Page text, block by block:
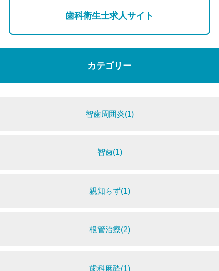
歯科衛生士求人サイト
カテゴリー
智歯周囲炎(1)
智歯(1)
親知らず(1)
根管治療(2)
歯科麻酔(1)